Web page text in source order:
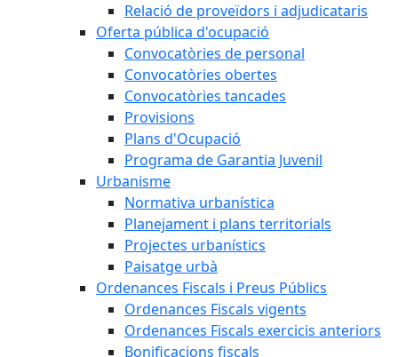
Relació de proveïdors i adjudicataris
Oferta pública d'ocupació
Convocatòries de personal
Convocatòries obertes
Convocatòries tancades
Provisions
Plans d'Ocupació
Programa de Garantia Juvenil
Urbanisme
Normativa urbanística
Planejament i plans territorials
Projectes urbanístics
Paisatge urbà
Ordenances Fiscals i Preus Públics
Ordenances Fiscals vigents
Ordenances Fiscals exercicis anteriors
Bonificacions fiscals